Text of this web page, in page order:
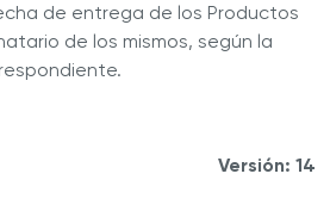
de entrega de los Productos
de los mismos, según la
Versión: 14